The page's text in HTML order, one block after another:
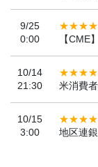
9/25
0:00
【CME
10/14
21:30
米消費
10/15
3:00
地区連